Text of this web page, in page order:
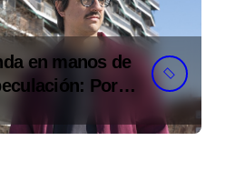
en manos de
Por
vivir